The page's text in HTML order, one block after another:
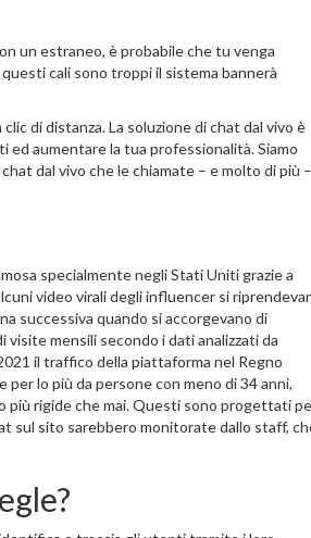
un estraneo, è probabile che tu venga
cali sono troppi il sistema bannerà
di distanza. La soluzione di chat dal vivo è
aumentare la tua professionalità. Siamo
dal vivo che le chiamate – e molto di più –
specialmente negli Stati Uniti grazie a
video virali degli influencer si
successiva quando si accorgevano di
mensili secondo i dati analizzati da
il traffico della piattaforma nel Regno
lo più da persone con meno di 34 anni,
più rigide che mai. Questi sono progettati
sul sito sarebbero monitorate dallo staff,